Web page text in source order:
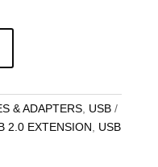
& ADAPTERS, USB
2.0 EXTENSION
USB